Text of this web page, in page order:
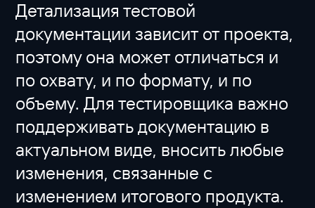
Детализация тестовой
документации зависит от проекта,
поэтому она может отличаться и
по охвату, и по формату, и по
объему. Для тестировщика важно
поддерживать документацию в
актуальном виде, вносить любые
изменения, связанные с
изменением итогового продукта.